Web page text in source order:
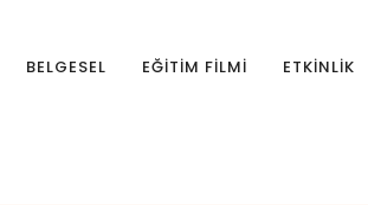
BELGESEL EĞİTİM FİLMİ ETKİNLİK